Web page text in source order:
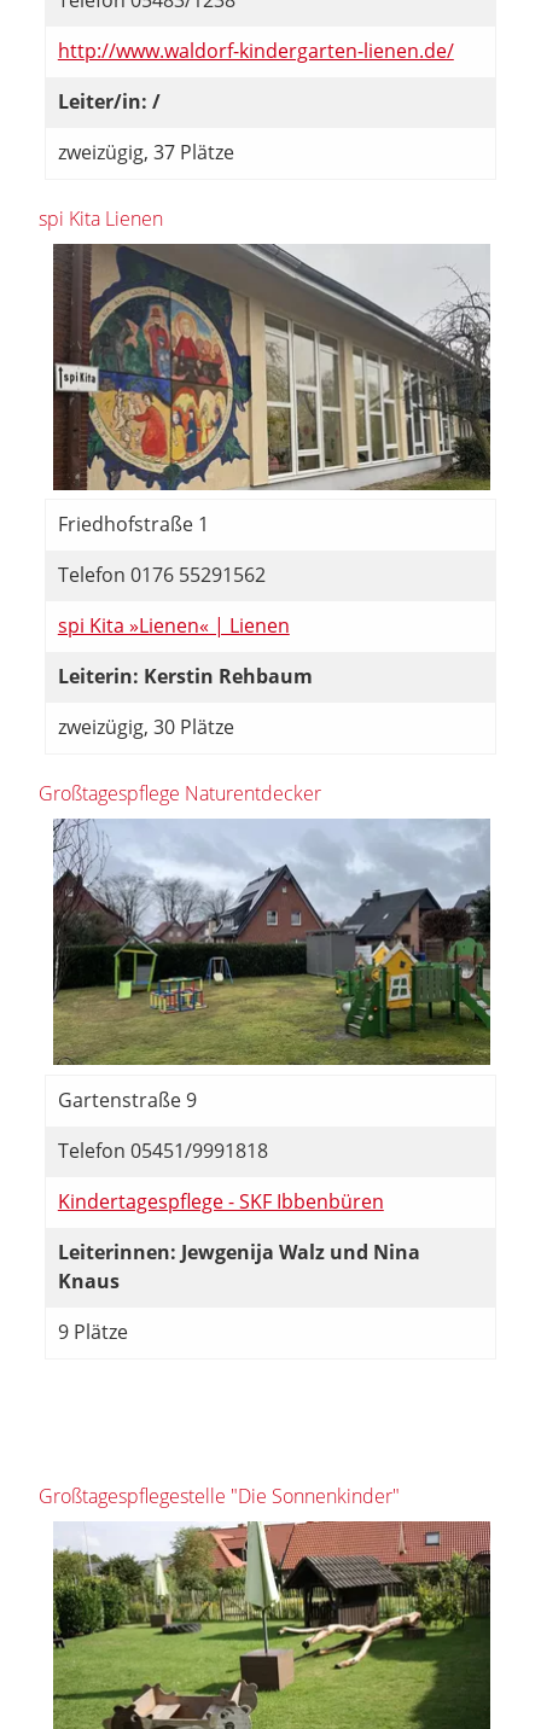
http://www.waldorf-kindergarten-lienen.de/
Leiter/in: /
zweizügig, 37 Plätze
spi Kita Lienen
Friedhofstraße 1
Telefon 0176 55291562
spi Kita »Lienen« | Lienen
Leiterin: Kerstin Rehbaum
zweizügig, 30 Plätze
Großtagespflege Naturentdecker
Gartenstraße 9
Telefon 05451/9991818
Kindertagespflege - SKF Ibbenbüren
Leiterinnen: Jewgenija Walz und Nina
Knaus
9 Plätze
Großtagespflegestelle "Die Sonnenkinder"